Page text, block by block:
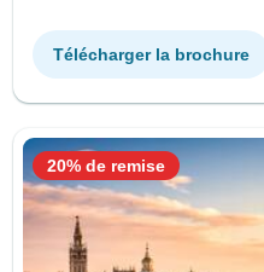
Télécharger la brochure
20% de remise